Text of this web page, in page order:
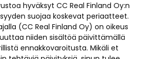
hyväksyt CC Real Finland Oy:n
suojaa koskevat periaatteet.
(CC Real Finland Oy) on oikeus
niiden sisältöä päivittämällä
ennakkovaroitusta. Mikäli et